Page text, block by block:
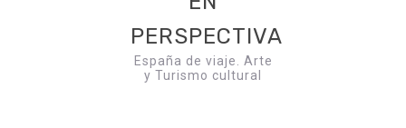
PERSPECTIVA
España de viaje. Arte
y Turismo cultural